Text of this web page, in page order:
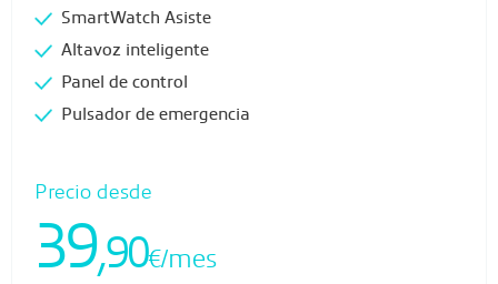
SmartWatch Asiste
Altavoz inteligente
Panel de control
Pulsador de emergencia
Precio desde
39,90€/mes